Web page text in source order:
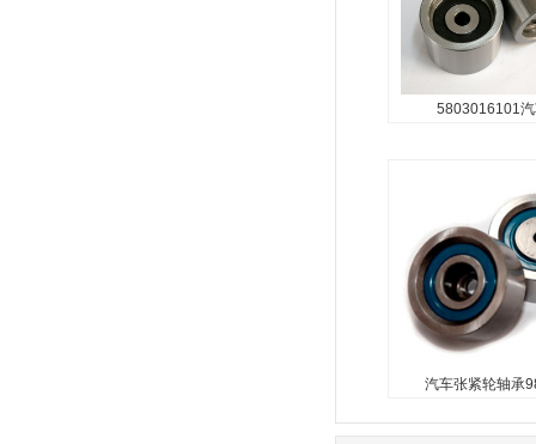
5803016101
汽车张紧轮轴承
98448218/